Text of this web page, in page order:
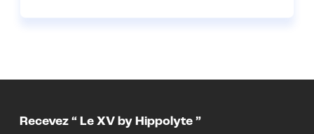
Recevez “ Le XV by Hippolyte ”